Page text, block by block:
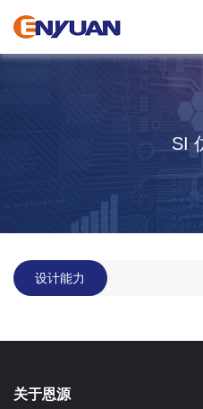
SI
设计能力
关于恩源